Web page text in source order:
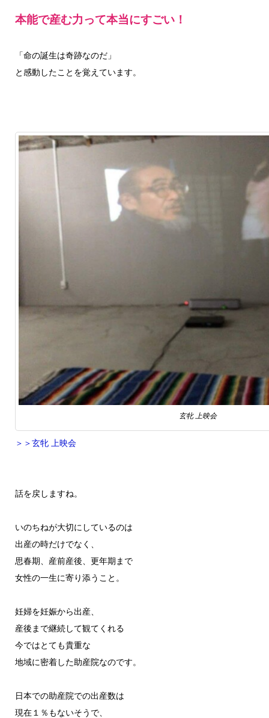
本能で産む力って本当にすごい！
「命の誕生は奇跡なのだ」
と感動したことを覚えています。
玄牝 上映会
＞＞玄牝 上映会
話を戻しますね。
いのちねが大切にしているのは
出産の時だけでなく、
思春期、産前産後、更年期まで
女性の一生に寄り添うこと。
妊婦を妊娠から出産、
産後まで継続して観てくれる
今ではとても貴重な
地域に密着した助産院なのです。
日本での助産院での出産数は
現在１％もないそうで、